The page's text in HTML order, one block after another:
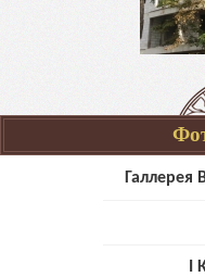
Галлерея
I